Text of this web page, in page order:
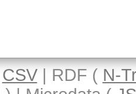
CSV| RDF ( N-